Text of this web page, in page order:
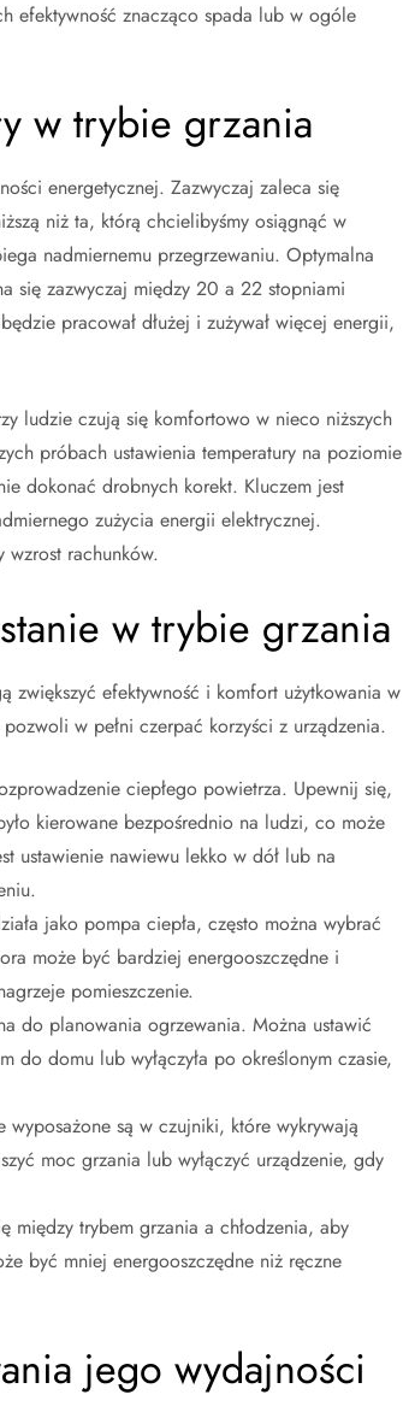
efektywność znacząco spada lub w ogóle
w trybie grzania
energetycznej. Zazwyczaj zaleca się
niż ta, którą chcielibyśmy osiągnąć w
nadmiernemu przegrzewaniu. Optymalna
się zazwyczaj między 20 a 22 stopniami
pracował dłużej i zużywał więcej energii,
ludzie czują się komfortowo w nieco niższych
próbach ustawienia temperatury na poziomie
dokonać drobnych korekt. Kluczem jest
zużycia energii elektrycznej.
wzrost rachunków.
w trybie grzania
efektywność i komfort użytkowania w
w pełni czerpać korzyści z urządzenia.
ciepłego powietrza. Upewnij się,
kierowane bezpośrednio na ludzi, co może
ustawienie nawiewu lekko w dół lub na
jako pompa ciepła, często można wybrać
może być bardziej energooszczędne i
pomieszczenie.
do planowania ogrzewania. Można ustawić
do domu lub wyłączyła po określonym czasie,
są w czujniki, które wykrywają
moc grzania lub wyłączyć urządzenie, gdy
między trybem grzania a chłodzenia, aby
być mniej energooszczędne niż ręczne
jego wydajności